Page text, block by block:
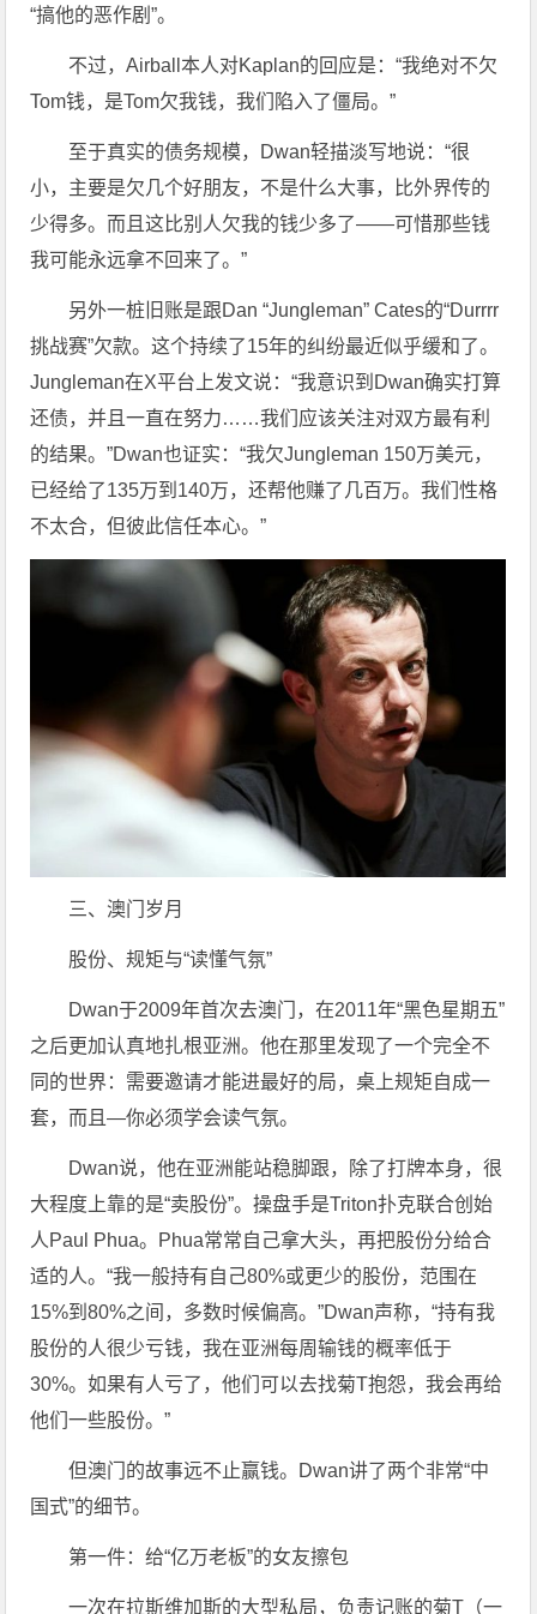
“搞他的恶作剧”。
不过，Airball本人对Kaplan的回应是：“我绝对不欠
Tom钱，是Tom欠我钱，我们陷入了僵局。”
至于真实的债务规模，Dwan轻描淡写地说：“很
小，主要是欠几个好朋友，不是什么大事，比外界传的
少得多。而且这比别人欠我的钱少多了——可惜那些钱
我可能永远拿不回来了。”
另外一桩旧账是跟Dan “Jungleman” Cates的“Durrrr
挑战赛”欠款。这个持续了15年的纠纷最近似乎缓和了。
Jungleman在X平台上发文说：“我意识到Dwan确实打算
还债，并且一直在努力……我们应该关注对双方最有利
的结果。”Dwan也证实：“我欠Jungleman 150万美元，
已经给了135万到140万，还帮他赚了几百万。我们性格
不太合，但彼此信任本心。”
三、澳门岁月
股份、规矩与“读懂气氛”
Dwan于2009年首次去澳门，在2011年“黑色星期五”
之后更加认真地扎根亚洲。他在那里发现了一个完全不
同的世界：需要邀请才能进最好的局，桌上规矩自成一
套，而且—你必须学会读气氛。
Dwan说，他在亚洲能站稳脚跟，除了打牌本身，很
大程度上靠的是“卖股份”。操盘手是Triton扑克联合创始
人Paul Phua。Phua常常自己拿大头，再把股份分给合
适的人。“我一般持有自己80%或更少的股份，范围在
15%到80%之间，多数时候偏高。”Dwan声称，“持有我
股份的人很少亏钱，我在亚洲每周输钱的概率低于
30%。如果有人亏了，他们可以去找菊T抱怨，我会再给
他们一些股份。”
但澳门的故事远不止赢钱。Dwan讲了两个非常“中
国式”的细节。
第一件：给“亿万老板”的女友擦包
一次在拉斯维加斯的大型私局，负责记账的菊T（一